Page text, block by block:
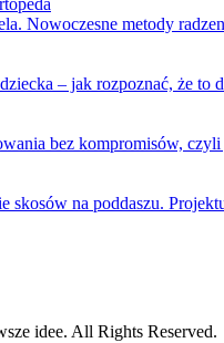
Nowoczesne metody
– jak rozpoznać, że to
bez kompromisów,
skosów na poddaszu.
idee. All Rights Reserved.